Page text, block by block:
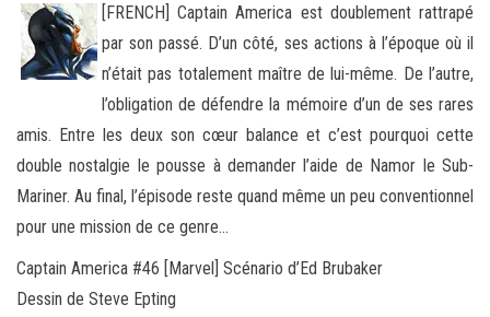
[FRENCH] Captain America est doublement rattrapé
par son passé. D’un côté, ses actions à l’époque où il
n’était pas totalement maître de lui-même. De l’autre,
l’obligation de défendre la mémoire d’un de ses rares
amis. Entre les deux son cœur balance et c’est pourquoi cette
double nostalgie le pousse à demander l’aide de Namor le Sub-
Mariner. Au final, l’épisode reste quand même un peu conventionnel
pour une mission de ce genre…
Captain America #46 [Marvel] Scénario d’Ed Brubaker
Dessin de Steve Epting